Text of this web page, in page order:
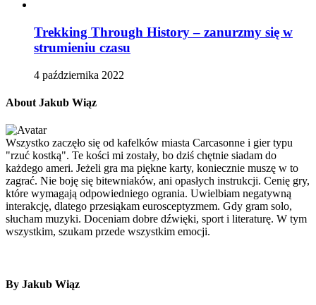
Trekking Through History – zanurzmy się w
strumieniu czasu
4 października 2022
About Jakub Wiąz
Wszystko zaczęło się od kafelków miasta Carcasonne i gier typu
"rzuć kostką". Te kości mi zostały, bo dziś chętnie siadam do
każdego ameri. Jeżeli gra ma piękne karty, koniecznie muszę w to
zagrać. Nie boję się bitewniaków, ani opasłych instrukcji. Cenię gry,
które wymagają odpowiedniego ogrania. Uwielbiam negatywną
interakcję, dlatego przesiąkam eurosceptyzmem. Gdy gram solo,
słucham muzyki. Doceniam dobre dźwięki, sport i literaturę. W tym
wszystkim, szukam przede wszystkim emocji.
By Jakub Wiąz